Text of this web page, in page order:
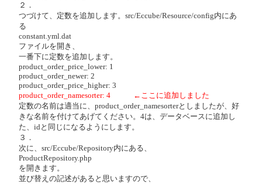
２．
つづけて、定数を追加します。src/Eccube/Resource/config内にあ
る
constant.yml.dat
ファイルを開き、
一番下に定数を追加します。
product_order_price_lower: 1
product_order_newer: 2
product_order_price_higher: 3
product_order_namesorter: 4 ←ここに追加しました
定数の名前は適当に、product_order_namesorterとしましたが、好
きな名前を付けてあげてください。4は、データベースに追加し
た、idと同じになるようにします。
３．
次に、src/Eccube/Repository内にある、
ProductRepository.php
を開きます。
並び替えの記述があると思いますので、